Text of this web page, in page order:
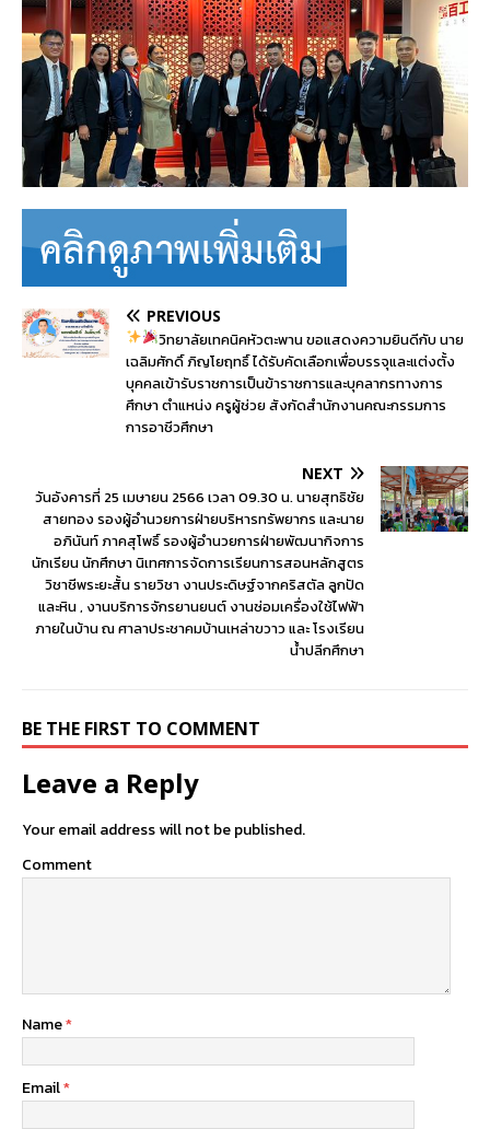
PREVIOUS
วิทยาลัยเทคนิคหัวตะพานขอแสดงความยินดีกับ นาย
เฉลิมศักดิ์ ภิญโยฤทธิ์ ได้รับคัดเลือกเพื่อบรรจุและแต่งตั้ง
บุคคลเข้ารับราชการเป็นข้าราชการและบุคลากรทางการ
ศึกษา ตำแหน่ง ครูผู้ช่วย สังกัดสำนักงานคณะกรรมการ
การอาชีวศึกษา
NEXT
วันอังคารที่ 25 เมษายน 2566 เวลา 09.30 น. นายสุทธิชัย
สายทอง รองผู้อำนวยการฝ่ายบริหารทรัพยากร และนาย
อภินันท์ ภาคสุโพธิ์ รองผู้อำนวยการฝ่ายพัฒนากิจการ
นักเรียน นักศึกษา นิเทศการจัดการเรียนการสอนหลักสูตร
วิชาชีพระยะสั้น รายวิชา งานประดิษฐ์จากคริสตัล ลูกปัด
และหิน , งานบริการจักรยานยนต์ งานซ่อมเครื่องใช้ไฟฟ้า
ภายในบ้าน ณ ศาลาประชาคมบ้านเหล่าขวาว และ โรงเรียน
น้ำปลีกศึกษา
BE THE FIRST TO COMMENT
Leave a Reply
Your email address will not be published.
Comment
Name*
Email*